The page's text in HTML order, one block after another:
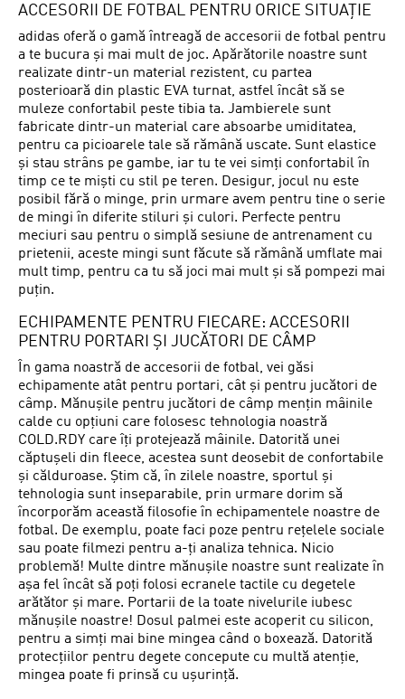
ACCESORII DE FOTBAL PENTRU ORICE SITUAȚIE
adidas oferă o gamă întreagă de accesorii de fotbal pentru
a te bucura și mai mult de joc. Apărătorile noastre sunt
realizate dintr-un material rezistent, cu partea
posterioară din plastic EVA turnat, astfel încât să se
muleze confortabil peste tibia ta. Jambierele sunt
fabricate dintr-un material care absoarbe umiditatea,
pentru ca picioarele tale să rămână uscate. Sunt elastice
și stau strâns pe gambe, iar tu te vei simți confortabil în
timp ce te miști cu stil pe teren. Desigur, jocul nu este
posibil fără o minge, prin urmare avem pentru tine o serie
de mingi în diferite stiluri și culori. Perfecte pentru
meciuri sau pentru o simplă sesiune de antrenament cu
prietenii, aceste mingi sunt făcute să rămână umflate mai
mult timp, pentru ca tu să joci mai mult și să pompezi mai
puțin.
ECHIPAMENTE PENTRU FIECARE: ACCESORII
PENTRU PORTARI ȘI JUCĂTORI DE CÂMP
În gama noastră de accesorii de fotbal, vei găsi
echipamente atât pentru portari, cât și pentru jucători de
câmp. Mănușile pentru jucători de câmp mențin mâinile
calde cu opțiuni care folosesc tehnologia noastră
COLD.RDY care îți protejează mâinile. Datorită unei
căptușeli din fleece, acestea sunt deosebit de confortabile
și călduroase. Știm că, în zilele noastre, sportul și
tehnologia sunt inseparabile, prin urmare dorim să
încorporăm această filosofie în echipamentele noastre de
fotbal. De exemplu, poate faci poze pentru rețelele sociale
sau poate filmezi pentru a-ți analiza tehnica. Nicio
problemă! Multe dintre mănușile noastre sunt realizate în
așa fel încât să poți folosi ecranele tactile cu degetele
arătător și mare. Portarii de la toate nivelurile iubesc
mănușile noastre! Dosul palmei este acoperit cu silicon,
pentru a simți mai bine mingea când o boxează. Datorită
protecțiilor pentru degete concepute cu multă atenție,
mingea poate fi prinsă cu ușurință.